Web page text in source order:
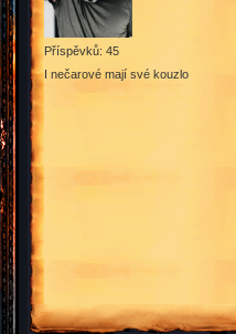
Příspěvků: 45
I nečarové mají své kouzlo